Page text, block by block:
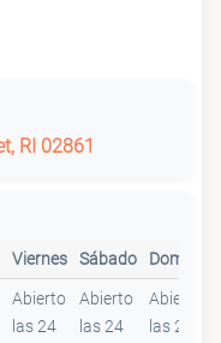
RI 02861
Viernes Sábado Domingo
Abierto
las 24
Abierto
las 24
Abierto
las 24